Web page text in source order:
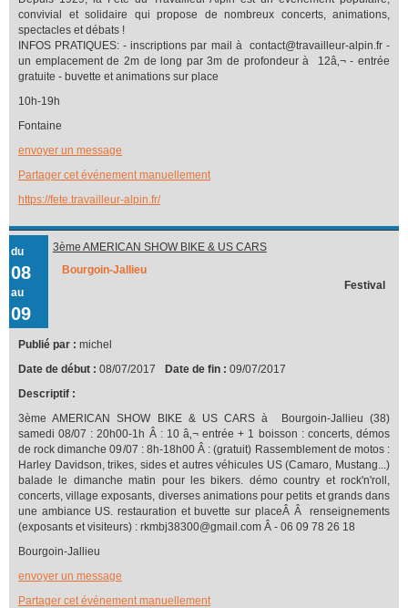
convivial et solidaire qui propose de nombreux concerts, animations,
spectacles et débats !
INFOS PRATIQUES: - inscriptions par mail à contact@travailleur-alpin.fr -
un emplacement de 2m de long par 3m de profondeur à 12â‚¬ - entrée
gratuite - buvette et animations sur place
10h-19h
Fontaine
envoyer un message
Partager cet événement manuellement
https://fete.travailleur-alpin.fr/
du
08
au
09
3ème AMERICAN SHOW BIKE & US CARS
Bourgoin-Jallieu
Festival
Publié par : michel
Date de début : 08/07/2017 Date de fin : 09/07/2017
Descriptif :
3ème AMERICAN SHOW BIKE & US CARS à Bourgoin-Jallieu (38)
samedi 08/07 : 20h00-1h Â : 10 â‚¬ entrée + 1 boisson : concerts, démos
de rock dimanche 09/07 : 8h-18h00 Â : (gratuit) Rassemblement de motos :
Harley Davidson, trikes, sides et autres véhicules US (Camaro, Mustang...)
balade le dimanche matin pour les bikers. démo country et rock'n'roll,
concerts, village exposants, diverses animations pour petits et grands dans
une ambiance US. restauration et buvette sur placeÂ Â renseignements
(exposants et visiteurs) : rkmbj38300@gmail.com Â - 06 09 78 26 18
Bourgoin-Jallieu
envoyer un message
Partager cet événement manuellement